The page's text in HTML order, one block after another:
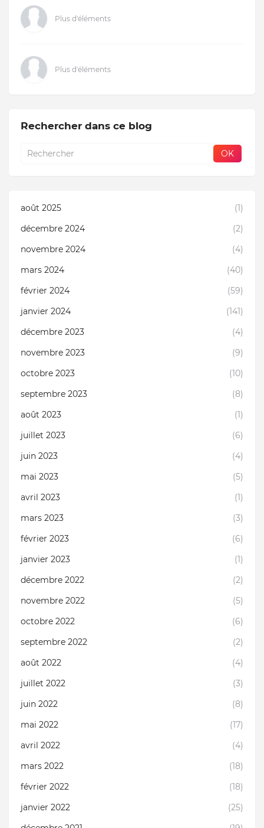
Plus d'éléments
Plus d'éléments
Rechercher dans ce blog
août 2025
(1)
décembre 2024
(2)
novembre 2024
(4)
mars 2024
(40)
février 2024
(59)
janvier 2024
(141)
décembre 2023
(4)
novembre 2023
(9)
octobre 2023
(10)
septembre 2023
(8)
août 2023
(1)
juillet 2023
(6)
juin 2023
(4)
mai 2023
(5)
avril 2023
(1)
mars 2023
(3)
février 2023
(6)
janvier 2023
(1)
décembre 2022
(2)
novembre 2022
(5)
octobre 2022
(6)
septembre 2022
(2)
août 2022
(4)
juillet 2022
(3)
juin 2022
(8)
mai 2022
(17)
avril 2022
(4)
mars 2022
(18)
février 2022
(18)
janvier 2022
(25)